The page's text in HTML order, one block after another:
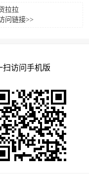
拉拉
问链接>>
扫访问手机版